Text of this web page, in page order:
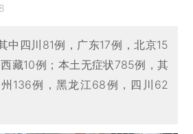
中四川81例，广东17例，北京15
藏10例；本土无症状785例，其
136例，黑龙江68例，四川62